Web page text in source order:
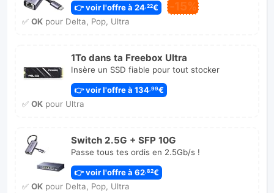
👉 voir l'offre à 24 ,22€ -15%
✅ OKpour Delta, Pop, Ultra
1To dans ta Freebox Ultra
Insère un SSD fiable pour tout stocker
👉 voir l'offre à 134 ,99€
✅ OKpour Ultra
Switch 2.5G + SFP 10G
Passe tous tes ordis en 2.5Gb/s !
👉 voir l'offre à 62,82€
✅ OKpour Delta, Pop, Ultra